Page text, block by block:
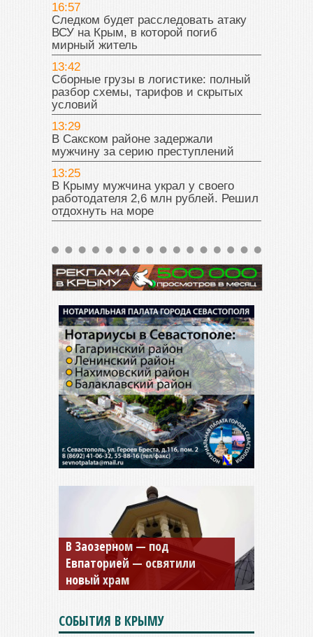
16:57
Следком будет расследовать атаку
ВСУ на Крым, в которой погиб
мирный житель
13:42
Сборные грузы в логистике: полный
разбор схемы, тарифов и скрытых
условий
13:29
В Сакском районе задержали
мужчину за серию преступлений
13:25
В Крыму мужчина украл у своего
работодателя 2,6 млн рублей. Решил
отдохнуть на море
В Заозерном — под
Евпаторией — освятили
новый храм
Мужской монастырь Косьмы
и Дамиана в Крыму вновь
открыт для посещения
СОБЫТИЯ В КРЫМУ